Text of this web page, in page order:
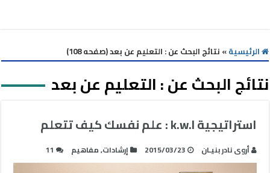
الرئيسية» نتائج البحث عن : التعليم عن بعد (صفحه 108)
نتائج البحث عن :التعليم عن بعد
استراتيجية k.w.l : علم نفسك كيف تتعلم
أروى نادر بنيـان 2015/03/23 إرشادات,مفاهيم 11